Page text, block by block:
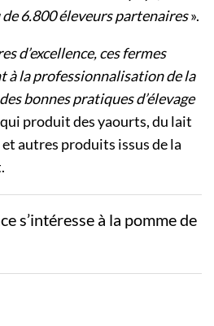
de 6.800 éleveurs partenaires».
d’excellence, ces fermes
la professionnalisation de la
bonnes pratiques d’élevage
produit des yaourts, du lait
autres produits issus de la
s’intéresse à la pomme de